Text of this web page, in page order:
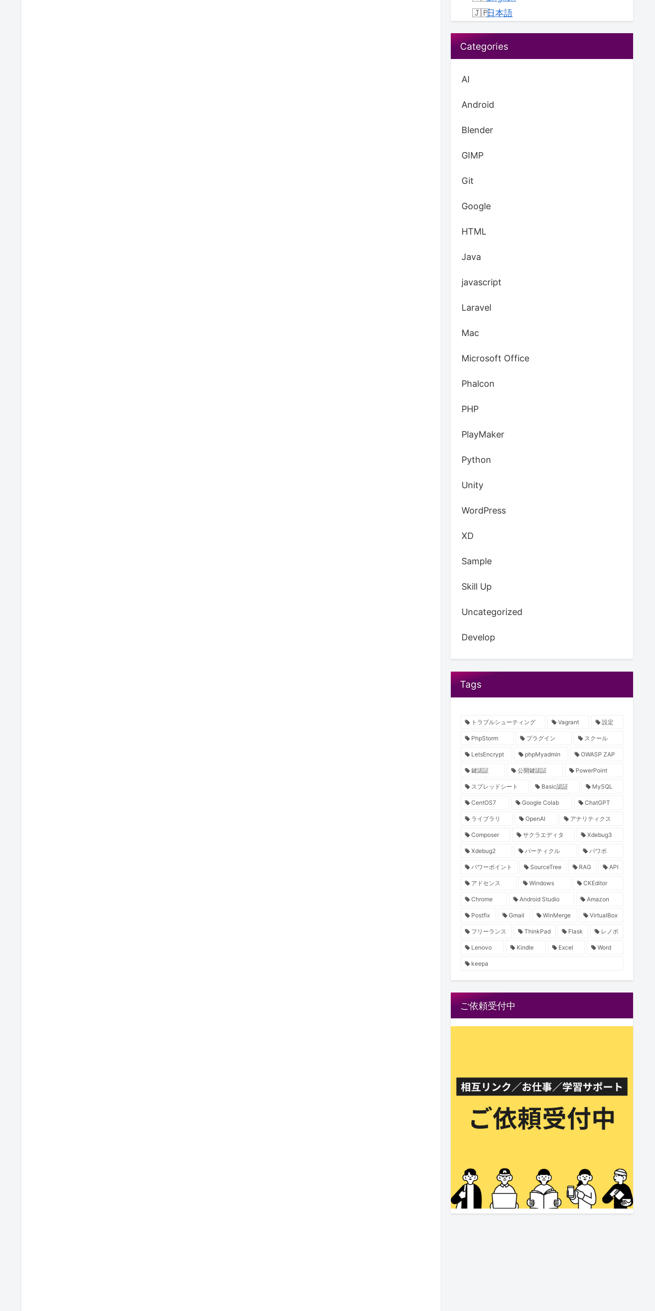
日本語
Categories
AI
Android
Blender
GIMP
Git
Google
HTML
Java
javascript
Laravel
Mac
Microsoft Office
Phalcon
PHP
PlayMaker
Python
Unity
WordPress
XD
Sample
Skill Up
Uncategorized
Develop
Tags
トラブルシューティング Vagrant 設定
PhpStorm プラグイン スクール
LetsEncrypt phpMyadmin OWASP ZAP
鍵認証 公開鍵認証 PowerPoint
スプレッドシート Basic認証 MySQL
CentOS7 Google Colab ChatGPT
ライブラリ OpenAI アナリティクス
Composer サクラエディタ Xdebug3
Xdebug2 パーティクル パワポ
パワーポイント SourceTree RAG API
アドセンス Windows CKEditor
Chrome Android Studio Amazon
Postfix Gmail WinMerge VirtualBox
フリーランス ThinkPad Flask レノボ
Lenovo Kindle Excel Word
keepa
ご依頼受付中